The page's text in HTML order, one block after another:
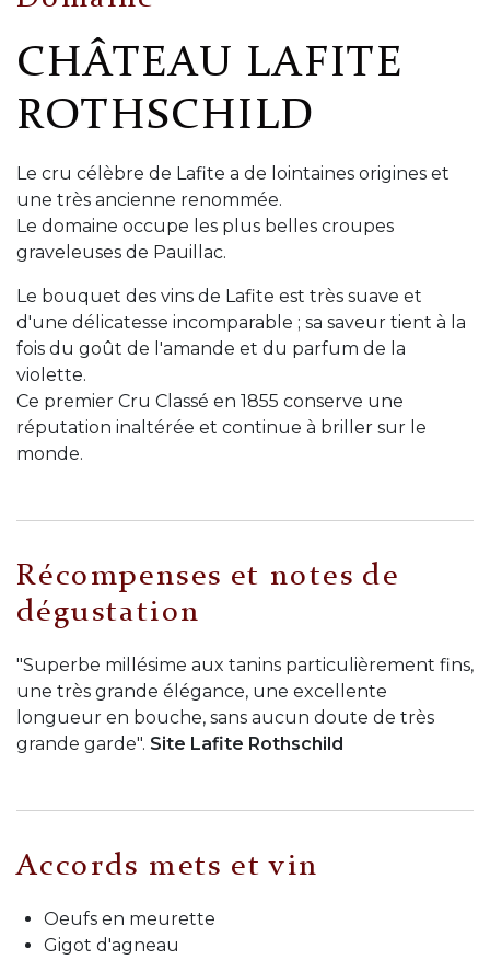
CHÂTEAU LAFITE
ROTHSCHILD
Le cru célèbre de Lafite a de lointaines origines et
une très ancienne renommée.
Le domaine occupe les plus belles croupes
graveleuses de Pauillac.
Le bouquet des vins de Lafite est très suave et
d'une délicatesse incomparable ; sa saveur tient à la
fois du goût de l'amande et du parfum de la
violette.
Ce premier Cru Classé en 1855 conserve une
réputation inaltérée et continue à briller sur le
monde.
Récompenses et notes de
dégustation
"Superbe millésime aux tanins particulièrement fins,
une très grande élégance, une excellente
longueur en bouche, sans aucun doute de très
grande garde". Site Lafite Rothschild
Accords mets et vin
Oeufs en meurette
Gigot d'agneau